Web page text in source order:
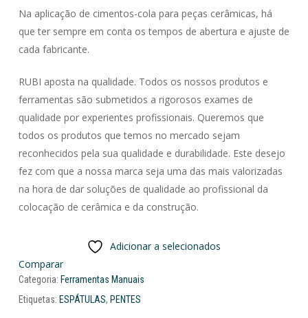
Na aplicação de cimentos-cola para peças cerâmicas, há
que ter sempre em conta os tempos de abertura e ajuste de
cada fabricante.
RUBI aposta na qualidade. Todos os nossos produtos e
ferramentas são submetidos a rigorosos exames de
qualidade por experientes profissionais. Queremos que
todos os produtos que temos no mercado sejam
reconhecidos pela sua qualidade e durabilidade. Este desejo
fez com que a nossa marca seja uma das mais valorizadas
na hora de dar soluções de qualidade ao profissional da
colocação de cerâmica e da construção.
Adicionar a selecionados
Comparar
Categoria: Ferramentas Manuais
Etiquetas: ESPÁTULAS, PENTES